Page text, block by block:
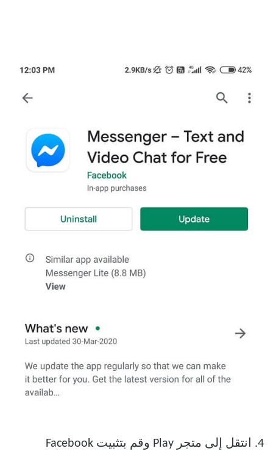
4. انتقل إلى متجر Play وقم بتثبيت Facebook